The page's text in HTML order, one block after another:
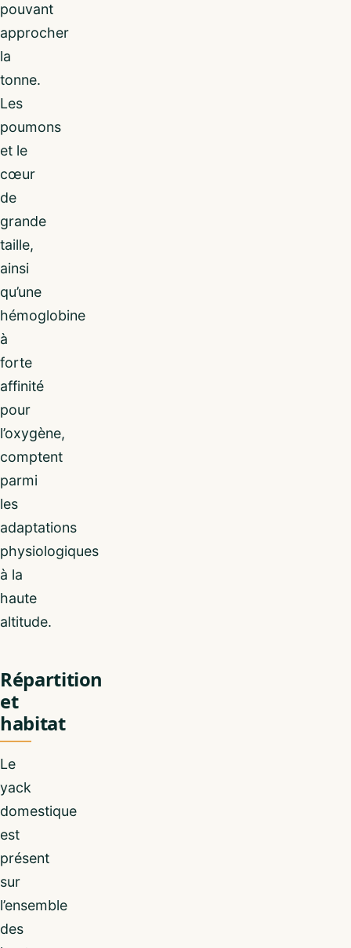
pouvant
approcher
la
tonne.
Les
poumons
et le
cœur
de
grande
taille,
ainsi
qu’une
hémoglobine
à
forte
affinité
pour
l’oxygène,
comptent
parmi
les
adaptations
physiologiques
à la
haute
altitude.
Répartition
et
habitat
Le
yack
domestique
est
présent
sur
l’ensemble
des